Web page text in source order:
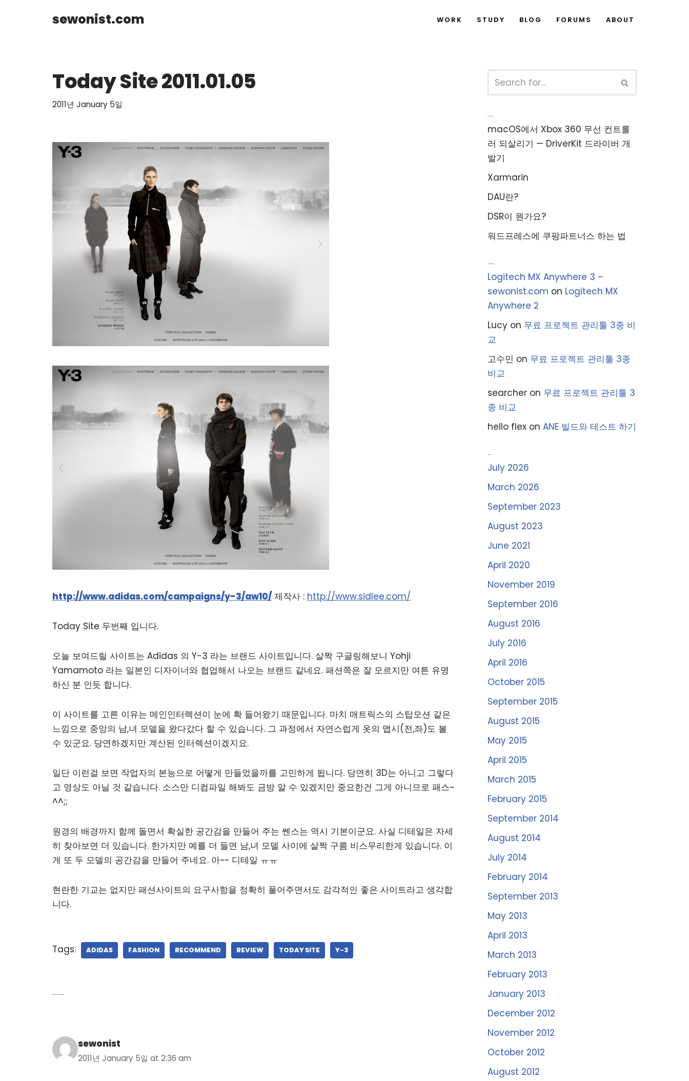
sewonist.com WORK STUDY BLOG FORUMS ABOUT
Today Site 2011.01.05
2011년 January 5일
http://www.adidas.com/campaigns/y-3/aw10/ 제작사 : http://www.sidlee.com/
Today Site 두번째 입니다.
오늘 보여드릴 사이트는 Adidas 의 Y-3 라는 브랜드 사이트입니다. 살짝 구글링해보니 Yohji
Yamamoto 라는 일본인 디자이너와 협업해서 나오는 브랜드 같네요. 패션쪽은 잘 모르지만 여튼 유명
하신 분 인듯 합니다.
이 사이트를 고른 이유는 메인인터렉션이 눈에 확 들어왔기 때문입니다. 마치 매트릭스의 스탑모션 같은
느낌으로 중앙의 남,녀 모델을 왔다갔다 할 수 있습니다. 그 과정에서 자연스럽게 옷의 맵시(전,좌)도 볼
수 있군요. 당연하겠지만 계산된 인터렉션이겠지요.
일단 이런걸 보면 작업자의 본능으로 어떻게 만들었을까를 고민하게 됩니다. 당연히 3D는 아니고 그렇다
고 영상도 아닐 것 같습니다. 소스만 디컴파일 해봐도 금방 알 수 있겠지만 중요한건 그게 아니므로 패스~
^^;;
원경의 배경까지 함께 돌면서 확실한 공간감을 만들어 주는 쎈스는 역시 기본이군요. 사실 디테일은 자세
히 찾아보면 더 있습니다. 한가지만 예를 더 들면 남,녀 모델 사이에 살짝 구름 비스무리한게 있습니다. 이
게 또 두 모델의 공간감을 만들어 주네요. 아~~ 디테일 ㅠㅠ
현란한 기교는 없지만 패션사이트의 요구사항을 정확히 풀어주면서도 감각적인 좋은 사이트라고 생각합
니다.
Tags: ADIDAS FASHION RECOMMEND REVIEW TODAY SITE Y-3
sewonist
2011년 January 5일 at 2:36 am
macOS에서 Xbox 360 무선 컨트롤
러 되살리기 — DriverKit 드라이버 개
발기
Xarmarin
DAU란?
DSR이 뭔가요?
워드프레스에 쿠팡파트너스 하는 법
Logitech MX Anywhere 3 –
sewonist.com on Logitech MX
Anywhere 2
Lucy on 무료 프로젝트 관리툴 3종 비
교
고수민 on 무료 프로젝트 관리툴 3종
비교
searcher on 무료 프로젝트 관리툴 3
종 비교
hello flex on ANE 빌드와 테스트 하기
July 2026
March 2026
September 2023
August 2023
June 2021
April 2020
November 2019
September 2016
August 2016
July 2016
April 2016
October 2015
September 2015
August 2015
May 2015
April 2015
March 2015
February 2015
September 2014
August 2014
July 2014
February 2014
September 2013
May 2013
April 2013
March 2013
February 2013
January 2013
December 2012
November 2012
October 2012
August 2012